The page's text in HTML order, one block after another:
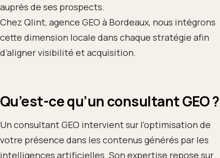
auprès de ses prospects.
Chez Qlint, agence GEO à Bordeaux, nous intégrons
cette dimension locale dans chaque stratégie afin
d’aligner visibilité et acquisition.
Qu’est-ce qu’un consultant GEO ?
Un consultant GEO intervient sur l’optimisation de
votre présence dans les contenus générés par les
intelligences artificielles. Son expertise repose sur